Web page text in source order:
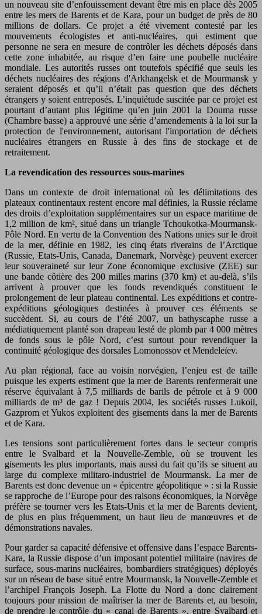
un nouveau site d’enfouissement devant être mis en place dès 2005
entre les mers de Barents et de Kara, pour un budget de près de 80
millions de dollars. Ce projet a été vivement contesté par les
mouvements écologistes et anti-nucléaires, qui estiment que
personne ne sera en mesure de contrôler les déchets déposés dans
cette zone inhabitée, au risque d’en faire une poubelle nucléaire
mondiale. Les autorités russes ont toutefois spécifié que seuls les
déchets nucléaires des régions d'Arkhangelsk et de Mourmansk y
seraient déposés et qu’il n’était pas question que des déchets
étrangers y soient entreposés. L’inquiétude suscitée par ce projet est
pourtant d’autant plus légitime qu’en juin 2001 la Douma russe
(Chambre basse) a approuvé une série d’amendements à la loi sur la
protection de l'environnement, autorisant l'importation de déchets
nucléaires étrangers en Russie à des fins de stockage et de
retraitement.
La revendication des ressources sous-marines
Dans un contexte de droit international où les délimitations des
plateaux continentaux restent encore mal définies, la Russie réclame
des droits d’exploitation supplémentaires sur un espace maritime de
1,2 million de km², situé dans un triangle Tchoukotka-Mourmansk-
Pôle Nord. En vertu de la Convention des Nations unies sur le droit
de la mer, définie en 1982, les cinq états riverains de l’Arctique
(Russie, Etats-Unis, Canada, Danemark, Norvège) peuvent exercer
leur souveraineté sur leur Zone économique exclusive (ZEE) sur
une bande côtière des 200 milles marins (370 km) et au-delà, s’ils
arrivent à prouver que les fonds revendiqués constituent le
prolongement de leur plateau continental. Les expéditions et contre-
expéditions géologiques destinées à prouver ces éléments se
succèdent. Si, au cours de l’été 2007, un bathyscaphe russe a
médiatiquement planté son drapeau lesté de plomb par 4 000 mètres
de fonds sous le pôle Nord, c’est surtout pour revendiquer la
continuité géologique des dorsales Lomonossov et Mendeleïev.
Au plan régional, face au voisin norvégien, l’enjeu est de taille
puisque les experts estiment que la mer de Barents renfermerait une
réserve équivalant à 7,5 milliards de barils de pétrole et à 9 000
milliards de m³ de gaz ! Depuis 2004, les sociétés russes Lukoil,
Gazprom et Yukos exploitent des gisements dans la mer de Barents
et de Kara.
Les tensions sont particulièrement fortes dans le secteur compris
entre le Svalbard et la Nouvelle-Zemble, où se trouvent les
gisements les plus importants, mais aussi du fait qu’ils se situent au
large du complexe militaro-industriel de Mourmansk. La mer de
Barents est donc devenue un « épicentre géopolitique » : si la Russie
se rapproche de l’Europe pour des raisons économiques, la Norvège
préfère se tourner vers les Etats-Unis et la mer de Barents devient,
de plus en plus fréquemment, un haut lieu de manœuvres et de
démonstrations navales.
Pour garder sa capacité défensive et offensive dans l’espace Barents-
Kara, la Russie dispose d’un imposant potentiel militaire (navires de
surface, sous-marins nucléaires, bombardiers stratégiques) déployés
sur un réseau de base situé entre Mourmansk, la Nouvelle-Zemble et
l’archipel François Joseph. La Flotte du Nord a donc clairement
toujours pour mission de maîtriser la mer de Barents et, au besoin,
de prendre le contrôle du « canal de Barents », entre Svalbard et